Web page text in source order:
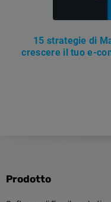
15 strategie di
crescere il tuo e-
Prodotto